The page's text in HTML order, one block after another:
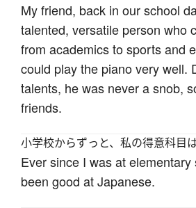
My friend, back in our school
talented, versatile person who
from academics to sports and
could play the piano very well.
talents, he was never a snob,
friends.
小学校からずっと、私の得意科目
Ever since I was at
been good at Japanese.